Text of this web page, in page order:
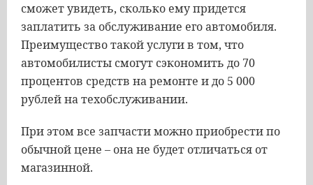
сможет увидеть, сколько ему придется
заплатить за обслуживание его автомобиля.
Преимущество такой услуги в том, что
автомобилисты смогут сэкономить до 70
процентов средств на ремонте и до 5 000
рублей на техобслуживании.
При этом все запчасти можно приобрести по
обычной цене – она не будет отличаться от
магазинной.